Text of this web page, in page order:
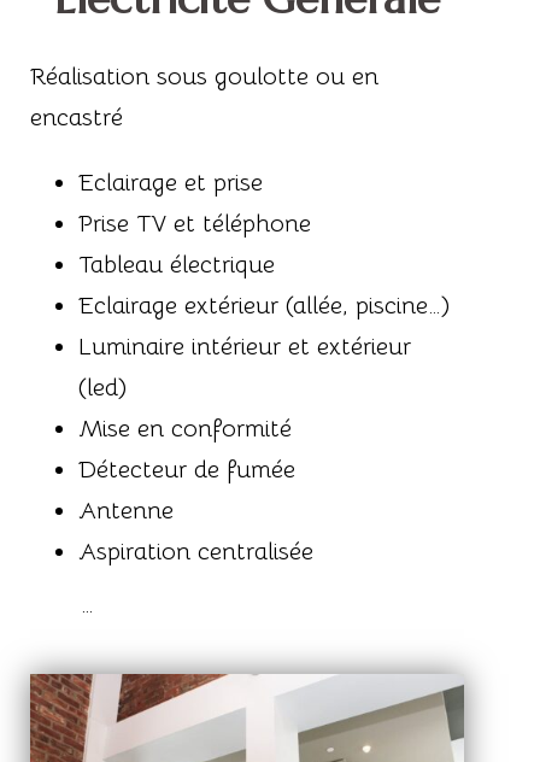
Réalisation sous goulotte ou en
encastré
Eclairage et prise
Prise TV et téléphone
Tableau électrique
Eclairage extérieur (allée, piscine…)
Luminaire intérieur et extérieur
(led)
Mise en conformité
Détecteur de fumée
Antenne
Aspiration centralisée
…